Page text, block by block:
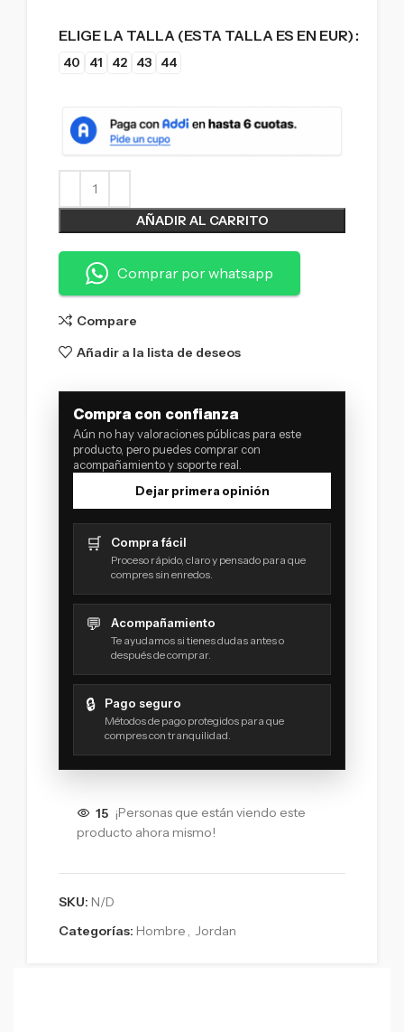
ELIGE LA TALLA (ESTA TALLA ES EN EUR)
40 41 42 43 44
AÑADIR AL CARRITO
Comprar por whatsapp
Compare
Añadir a la lista de deseos
Compra con confianza
Aún no hay valoraciones públicas para este
producto, pero puedes comprar con
acompañamiento y soporte real.
Dejar primera opinión
🛒 Compra fácil
Proceso rápido, claro y pensado para que
compres sin enredos.
💬 Acompañamiento
Te ayudamos si tienes dudas antes o
después de comprar.
🔒 Pago seguro
Métodos de pago protegidos para que
compres con tranquilidad.
15 ¡Personas que están viendo este
producto ahora mismo!
SKU: N/D
Categorías: Hombre , Jordan